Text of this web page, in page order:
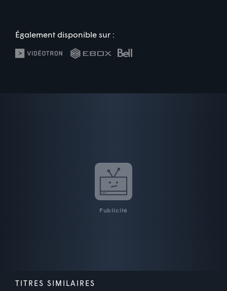
Également disponible sur :
Publicité
TITRES SIMILAIRES